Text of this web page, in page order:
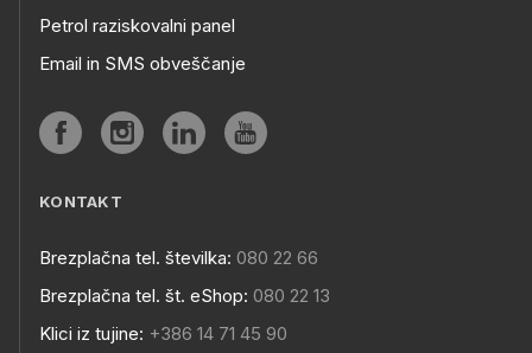
Petrol raziskovalni panel
Email in SMS obveščanje
KONTAKT
Brezplačna tel. številka: 080 22 66
Brezplačna tel. št. eShop: 080 22 13
Klici iz tujine: +386 14 71 45 90